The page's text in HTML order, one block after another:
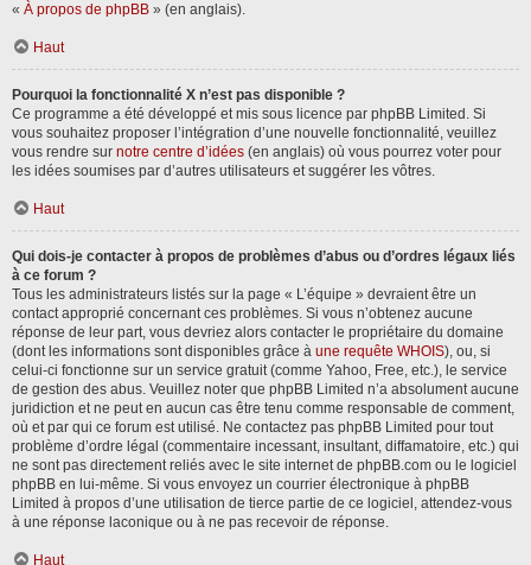
« À propos de phpBB » (en anglais).
Haut
Pourquoi la fonctionnalité X n’est pas disponible ?
Ce programme a été développé et mis sous licence par phpBB Limited. Si
vous souhaitez proposer l’intégration d’une nouvelle fonctionnalité, veuillez
vous rendre sur notre centre d’idées (en anglais) où vous pourrez voter pour
les idées soumises par d’autres utilisateurs et suggérer les vôtres.
Haut
Qui dois-je contacter à propos de problèmes d’abus ou d’ordres légaux liés
à ce forum ?
Tous les administrateurs listés sur la page « L’équipe » devraient être un
contact approprié concernant ces problèmes. Si vous n’obtenez aucune
réponse de leur part, vous devriez alors contacter le propriétaire du domaine
(dont les informations sont disponibles grâce à une requête WHOIS), ou, si
celui-ci fonctionne sur un service gratuit (comme Yahoo, Free, etc.), le service
de gestion des abus. Veuillez noter que phpBB Limited n’a absolument aucune
juridiction et ne peut en aucun cas être tenu comme responsable de comment,
où et par qui ce forum est utilisé. Ne contactez pas phpBB Limited pour tout
problème d’ordre légal (commentaire incessant, insultant, diffamatoire, etc.) qui
ne sont pas directement reliés avec le site internet de phpBB.com ou le logiciel
phpBB en lui-même. Si vous envoyez un courrier électronique à phpBB
Limited à propos d’une utilisation de tierce partie de ce logiciel, attendez-vous
à une réponse laconique ou à ne pas recevoir de réponse.
Haut